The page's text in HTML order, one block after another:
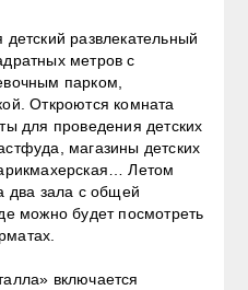
развлекательный
метров с
парком,
Откроются комната
для проведения детских
магазины детских
Летом
два зала с общей
можно будет посмотреть
включается